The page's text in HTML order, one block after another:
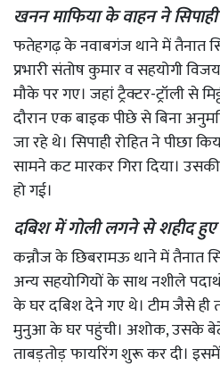
खनन माफिया के वाहन ने सिपाही
फतेहगढ़ के नवाबगंज थाने में तैनात
प्रभारी संतोष कुमार व सहयोगी
मौके पर गए। जहां ट्रैक्टर-ट्रॉली से
दौरान एक बाइक पीछे से बिना
जा रहे थे। सिपाही रोहित ने पीछा
सामने कट मारकर गिरा दिया।
हो गई।
दबिश में गोली लगने से शहीद हुए
कन्नौज के छिबरामऊ थाने में तैनात
अन्य सहयोगियों के साथ नशीले
के घर दबिश देने गए थे। टीम जैसे
मुनुआ के घर पहुंची। अशोक, उसके बेटे
ताबड़तोड़ फायरिंग शुरू कर दी।